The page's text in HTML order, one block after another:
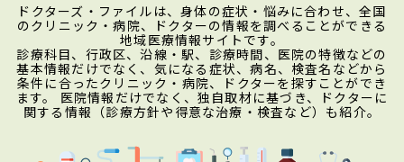
ドクターズ・ファイルは、身体の症状・悩みに合わせ、全国
のクリニック・病院、ドクターの情報を調べることができる
地域医療情報サイトです。
診療科目、行政区、沿線・駅、診療時間、医院の特徴などの
基本情報だけでなく、気になる症状、病名、検査名などから
条件に合ったクリニック・病院、ドクターを探すことができ
ます。 医院情報だけでなく、独自取材に基づき、ドクターに
関する情報（診療方針や得意な治療・検査など）も紹介。